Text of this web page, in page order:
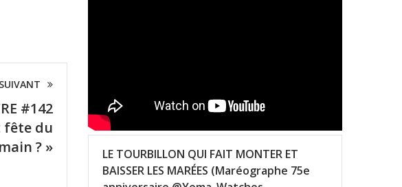
#142
fête du
? »
LE TOURBILLON QUI FAIT MONTER ET
BAISSER LES MARÉES (Maréographe 75e